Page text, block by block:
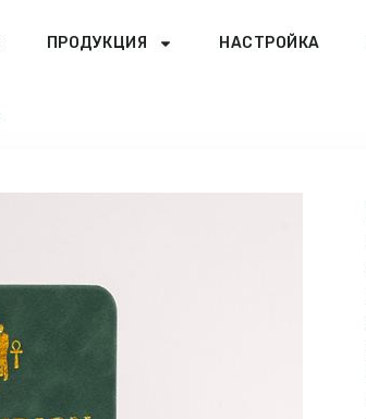
ПРОДУКЦИЯ НАСТРОЙКА